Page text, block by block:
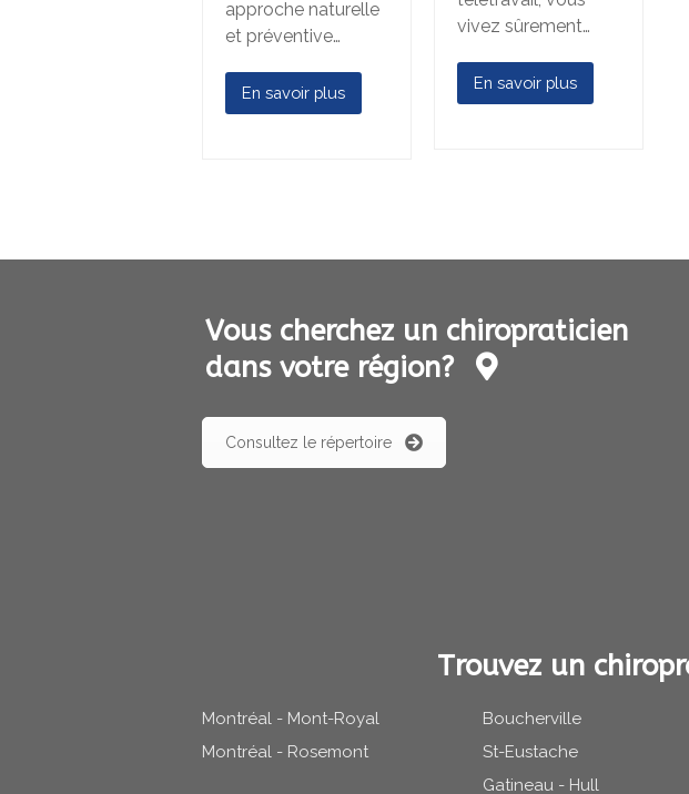
approche naturelle
et préventive…
En savoir plus
vivez sûrement…
En savoir plus
Vous cherchez un chiropraticien
dans votre région?
Consultez le répertoire
Trouvez un
Montréal - Mont-Royal
Montréal - Rosemont
Boucherville
St-Eustache
Gatineau - Hull